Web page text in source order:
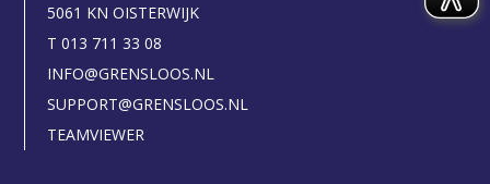
5061 KN OISTERWIJK
T 013 711 33 08
INFO@GRENSLOOS.NL
SUPPORT@GRENSLOOS.NL
TEAMVIEWER